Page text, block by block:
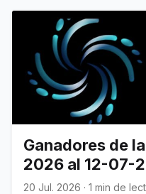
Ganadores de
2026 al 12-07-
20 Jul. 2026 · 1 min de